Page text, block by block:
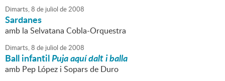
Dimarts,8 de juliol de2008
Sardanes
amb la Selvatana Cobla-Orquestra
Dimarts,8 de juliol de2008
Ball infantilPuja aquí dalt i balla
amb Pep López i Sopars de Duro